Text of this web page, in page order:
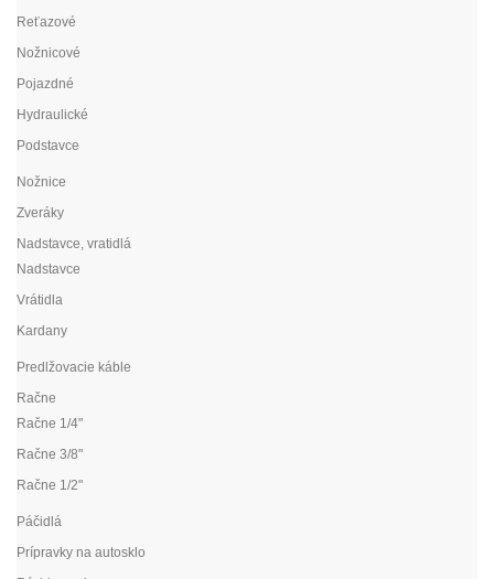
Reťazové
Nožnicové
Pojazdné
Hydraulické
Podstavce
Nožnice
Zveráky
Nadstavce, vratidlá
Nadstavce
Vrátidla
Kardany
Predlžovacie káble
Račne
Račne 1/4"
Račne 3/8"
Račne 1/2"
Páčidlá
Prípravky na autosklo